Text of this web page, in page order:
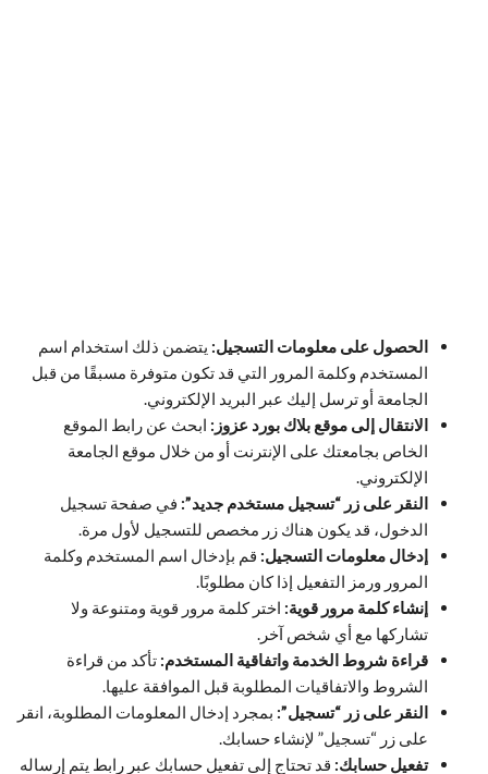
الحصول على معلومات التسجيل: يتضمن ذلك استخدام اسم
المستخدم وكلمة المرور التي قد تكون متوفرة مسبقًا من قبل
الجامعة أو ترسل إليك عبر البريد الإلكتروني.
الانتقال إلى موقع بلاك بورد عزوز: ابحث عن رابط الموقع
الخاص بجامعتك على الإنترنت أو من خلال موقع الجامعة
الإلكتروني.
النقر على زر “تسجيل مستخدم جديد”: في صفحة تسجيل
الدخول، قد يكون هناك زر مخصص للتسجيل لأول مرة.
إدخال معلومات التسجيل: قم بإدخال اسم المستخدم وكلمة
المرور ورمز التفعيل إذا كان مطلوبًا.
إنشاء كلمة مرور قوية: اختر كلمة مرور قوية ومتنوعة ولا
تشاركها مع أي شخص آخر.
قراءة شروط الخدمة واتفاقية المستخدم: تأكد من قراءة
الشروط والاتفاقيات المطلوبة قبل الموافقة عليها.
النقر على زر “تسجيل”: بمجرد إدخال المعلومات المطلوبة، انقر
على زر “تسجيل” لإنشاء حسابك.
تفعيل حسابك: قد تحتاج إلى تفعيل حسابك عبر رابط يتم إرساله